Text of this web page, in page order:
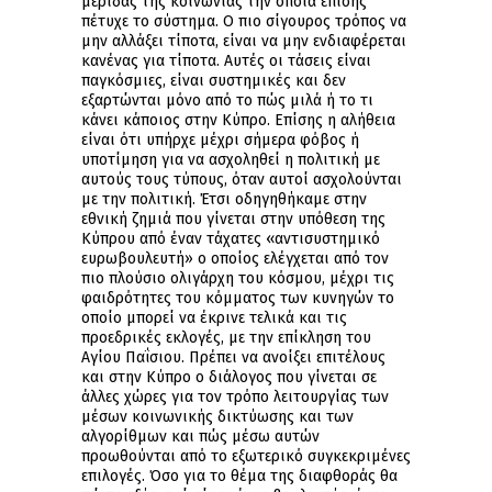
πέτυχε το σύστημα. Ο πιο σίγουρος τρόπος να
μην αλλάξει τίποτα, είναι να μην ενδιαφέρεται
κανένας για τίποτα. Αυτές οι τάσεις είναι
παγκόσμιες, είναι συστημικές και δεν
εξαρτώνται μόνο από το πώς μιλά ή το τι
κάνει κάποιος στην Κύπρο. Επίσης η αλήθεια
είναι ότι υπήρχε μέχρι σήμερα φόβος ή
υποτίμηση για να ασχοληθεί η πολιτική με
αυτούς τους τύπους, όταν αυτοί ασχολούνται
με την πολιτική. Έτσι οδηγηθήκαμε στην
εθνική ζημιά που γίνεται στην υπόθεση της
Κύπρου από έναν τάχατες «αντισυστημικό
ευρωβουλευτή» ο οποίος ελέγχεται από τον
πιο πλούσιο ολιγάρχη του κόσμου, μέχρι τις
φαιδρότητες του κόμματος των κυνηγών το
οποίο μπορεί να έκρινε τελικά και τις
προεδρικές εκλογές, με την επίκληση του
Αγίου Παΐσιου. Πρέπει να ανοίξει επιτέλους
και στην Κύπρο ο διάλογος που γίνεται σε
άλλες χώρες για τον τρόπο λειτουργίας των
μέσων κοινωνικής δικτύωσης και των
αλγορίθμων και πώς μέσω αυτών
προωθούνται από το εξωτερικό συγκεκριμένες
επιλογές. Όσο για το θέμα της διαφθοράς θα